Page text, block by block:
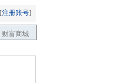
[注册账号]
财富商城